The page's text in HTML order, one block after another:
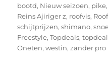
bootd, Nieuw seizoen, pike,
Reins Ajiriger z, roofvis,
schijtprijzen,shimano,
Freestyle,Topdeals,
Oneten,westin,zander pro